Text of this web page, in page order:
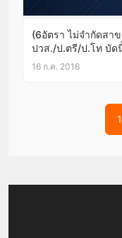
(6อัตรา ไม่จำกัดสา
ปวส./ป.ตรี/ป.โท บัด
16 ก.ค. 2016
Posts 1